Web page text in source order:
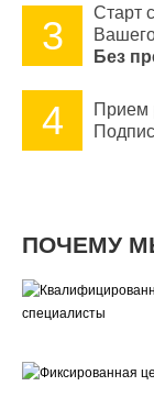
3
Старт
Без
4
Прием
ПОЧЕМУ